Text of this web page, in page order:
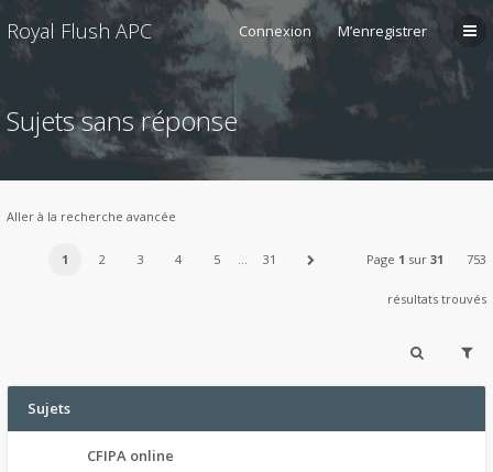
Royal Flush APC Connexion M’enregistrer
Sujets sans réponse
Aller à la recherche avancée
1 2 3 4 5 … 31 Page 1 sur 31 753
résultats trouvés
Sujets
CFIPA online